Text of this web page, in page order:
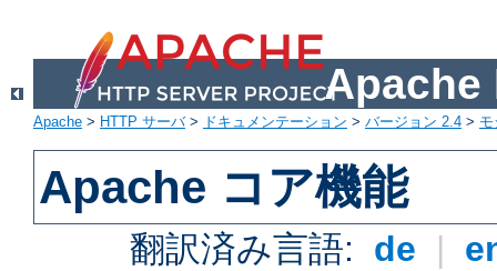
Apache
Apache > HTTP サーバ> ドキュメンテーション > バージョン 2.4 >
Apache コア機能
翻訳済み言語: de |